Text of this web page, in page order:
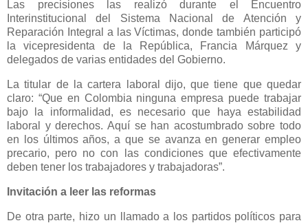
Las precisiones las realizó durante el Encuentro
Interinstitucional del Sistema Nacional de Atención y
Reparación Integral a las Víctimas, donde también participó
la vicepresidenta de la República, Francia Márquez y
delegados de varias entidades del Gobierno.
La titular de la cartera laboral dijo, que tiene que quedar
claro: “Que en Colombia ninguna empresa puede trabajar
bajo la informalidad, es necesario que haya estabilidad
laboral y derechos. Aquí se han acostumbrado sobre todo
en los últimos años, a que se avanza en generar empleo
precario, pero no con las condiciones que efectivamente
deben tener los trabajadores y trabajadoras”.
Invitación a leer las reformas
De otra parte, hizo un llamado a los partidos políticos para